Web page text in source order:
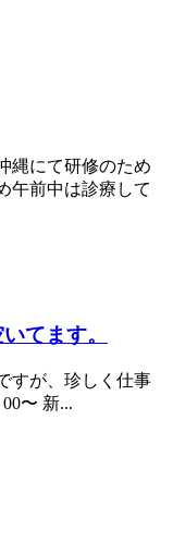
縄にて研修のため
午前中は診療して
てます。
すが、珍しく仕事
〜 新...